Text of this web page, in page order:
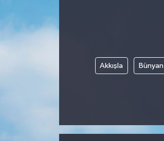
Akkışla Bünyan
Gündem